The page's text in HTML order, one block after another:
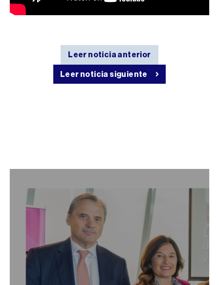
Leer noticia anterior
Leer noticia siguiente